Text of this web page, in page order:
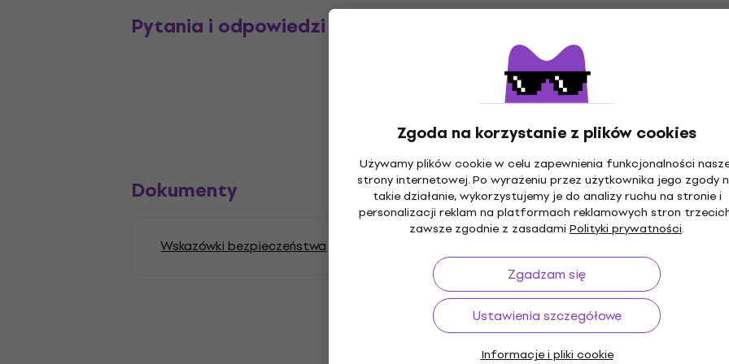
Zgoda na korzystanie z plików cookies
Używamy plików cookie w celu zapewnienia funkcjonalności
strony internetowej. Po wyrażeniu przez użytkownika jego zgody
takie działanie, wykorzystujemy je do analizy ruchu na stronie i
personalizacji reklam na platformach reklamowych stron
zawsze zgodnie z zasadami Polityki prywatności.
Zgadzam się
Ustawienia szczegółowe
Informacje i pliki cookie
Pytania i odpowiedzi
Dokumenty
Wskazówki bezpieczeństwa